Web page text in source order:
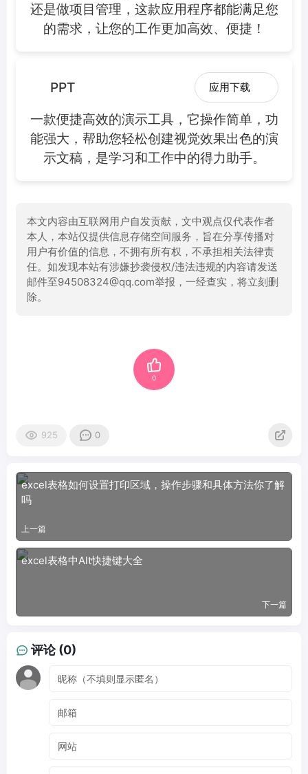
还是做项目管理，这款应用程序都能满足您
的需求，让您的工作更加高效、便捷！
PPT 应用下载
一款便捷高效的演示工具，它操作简单，功
能强大，帮助您轻松创建视觉效果出色的演
示文稿，是学习和工作中的得力助手。
本文内容由互联网用户自发贡献，文中观点仅代表作者
本人，本站仅提供信息存储空间服务，旨在分享传播对
用户有价值的信息，不拥有所有权，不承担相关法律责
任。如发现本站有涉嫌抄袭侵权/违法违规的内容请发送
邮件至94508324@qq.com举报，一经查实，将立刻删
除。
0
925 0
excel表格如何设置打印区域，操作步骤和具体方法你了解
吗
上一篇
excel表格中Alt快捷键大全
下一篇
评论 (0)